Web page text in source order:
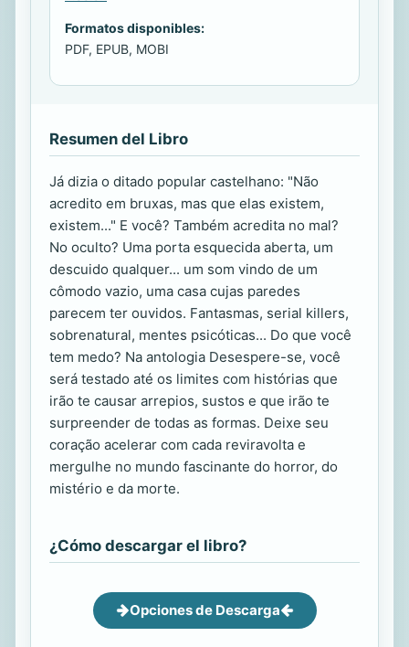
Formatos disponibles:
PDF, EPUB, MOBI
Resumen del Libro
Já dizia o ditado popular castelhano: "Não
acredito em bruxas, mas que elas existem,
existem..." E você? Também acredita no mal?
No oculto? Uma porta esquecida aberta, um
descuido qualquer... um som vindo de um
cômodo vazio, uma casa cujas paredes
parecem ter ouvidos. Fantasmas, serial killers,
sobrenatural, mentes psicóticas... Do que você
tem medo? Na antologia Desespere-se, você
será testado até os limites com histórias que
irão te causar arrepios, sustos e que irão te
surpreender de todas as formas. Deixe seu
coração acelerar com cada reviravolta e
mergulhe no mundo fascinante do horror, do
mistério e da morte.
¿Cómo descargar el libro?
Opciones de Descarga